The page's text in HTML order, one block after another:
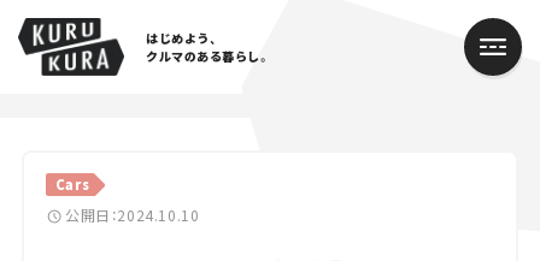
はじめよう、
クルマのある暮らし。
Cars
公開日：2024.10.10
Cars